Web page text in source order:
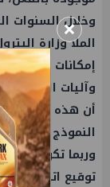
وخلال السنوات
الملا وزارة
إمكانات العامة
وآليات التمويل
أن هذه الشركة
النموذج القادر
وربما تكون
توقيع
×